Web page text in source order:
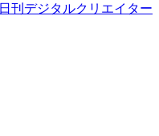
日刊デジタルクリエイター